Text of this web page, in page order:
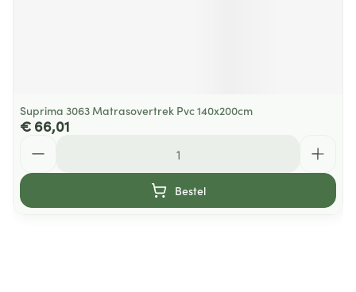
Suprima 3063 Matrasovertrek Pvc 140x200cm
€ 66,01
Bestel